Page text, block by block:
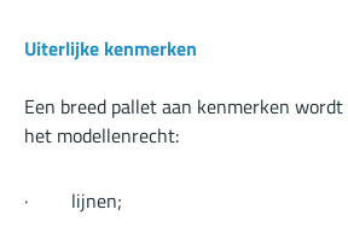
Uiterlijke kenmerken
Een breed pallet aan kenmerken
het modellenrecht:
· lijnen;